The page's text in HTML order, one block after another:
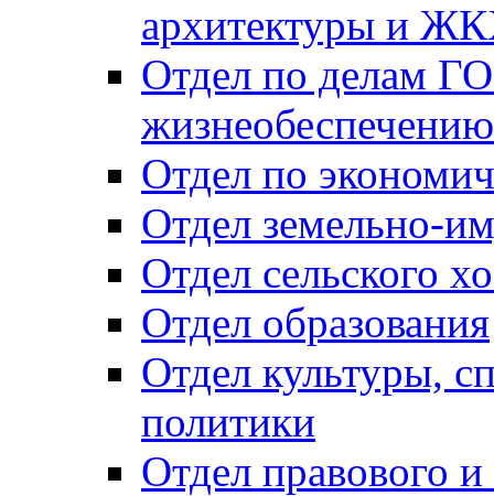
архитектуры и
Отдел по делам
Отдел по
Отдел земельно-
Отдел сельского
Отдел образования
Отдел культуры,
политики
Отдел правового